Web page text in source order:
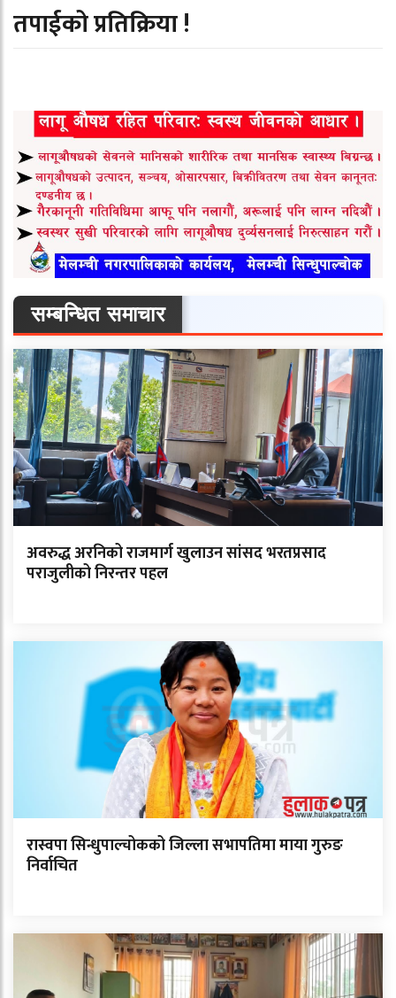
तपाईको प्रतिक्रिया !
सम्बन्धित समाचार
अवरुद्ध अरनिको राजमार्ग खुलाउन सांसद भरतप्रसाद
पराजुलीको निरन्तर पहल
रास्वपा सिन्धुपाल्चोकको जिल्ला सभापतिमा माया गुरुङ
निर्वाचित